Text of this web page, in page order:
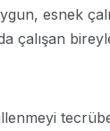
esnek
çalışan